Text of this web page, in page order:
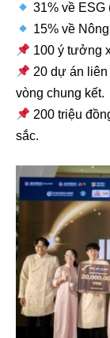
31% về ESG
15% về
100 ý tưởng
20 dự án
vòng chung kết.
200 triệu
sắc.